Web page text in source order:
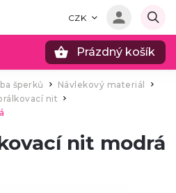
CZK
Prázdný košík
šperků Návlekový materiál
nit /
nit modrá